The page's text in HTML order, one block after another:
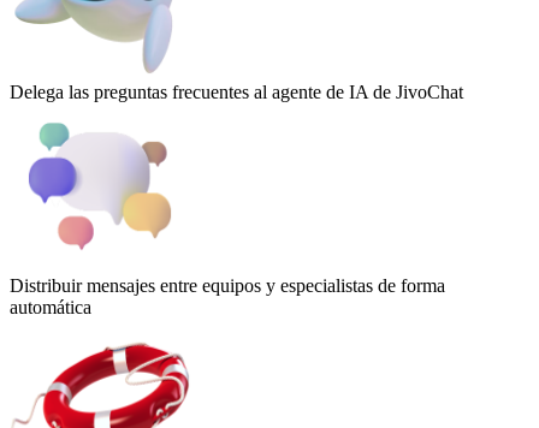
Delega las preguntas frecuentes al agente de IA de JivoChat
Distribuir mensajes entre equipos y especialistas de forma
automática